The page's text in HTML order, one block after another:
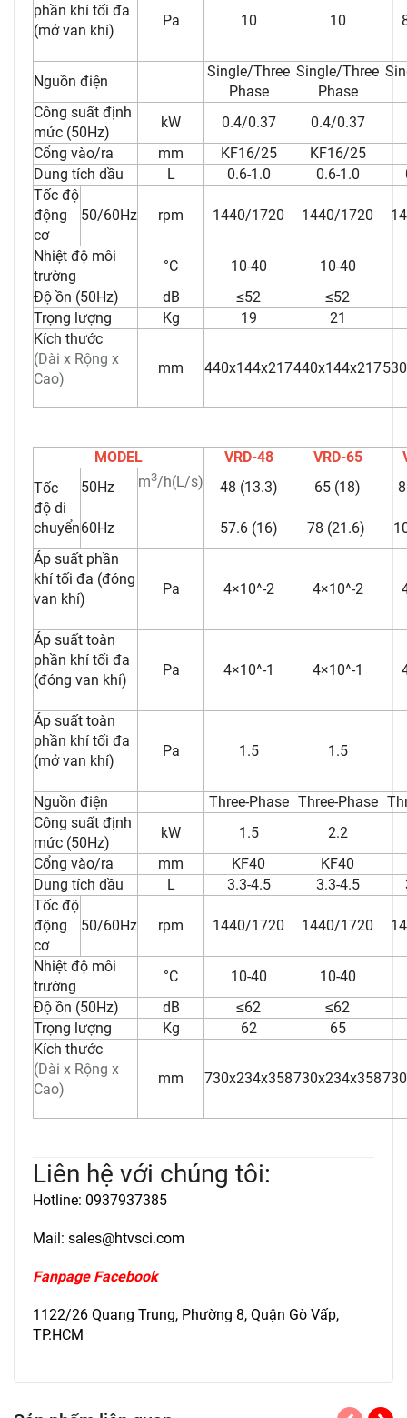
phần khí tối đa
(mở van khí)
Pa 10 10
Nguồn điện
Single/Three
Phase
Single/Three
Phase
Công suất định
mức (50Hz)
kW 0.4/0.37
0.4/0.37
Cổng vào/ra
mm KF16/25
KF16/25
Dung tích dầu
L 0.6-1.0 0.6-1.0
Tốc độ
động
cơ
50/60Hz rpm 1440/1720 1440/1720
Nhiệt độ môi
trường
°C 10-40
10-40
Độ ồn (50Hz)
dB ≤52
≤52
Trọng lượng
Kg 19
21
Kích thước
(Dài x Rộng x
Cao)
mm 440x144x217440x144x217
MODEL VRD-48 VRD-65
Tốc
độ di
chuyển
50Hz m3/h(L/s) 48 (13.3) 65 (18)
60Hz 57.6 (16) 78 (21.6)
Áp suất phần
khí tối đa (đóng
van khí)
Pa 4×10^-2 4×10^-2
Áp suất toàn
phần khí tối đa
(đóng van khí)
Pa 4×10^-1 4×10^-1
Áp suất toàn
phần khí tối đa
(mở van khí)
Pa 1.5 1.5
Nguồn điện Three-Phase Three-Phase
Công suất định
mức (50Hz)
kW 1.5
2.2
Cổng vào/ra
mm KF40
KF40
Dung tích dầu
L 3.3-4.5 3.3-4.5
Tốc độ
động
cơ
50/60Hz rpm 1440/1720 1440/1720
Nhiệt độ môi
trường
°C 10-40
10-40
Độ ồn (50Hz)
dB ≤62
≤62
Trọng lượng
Kg 62
65
Kích thước
(Dài x Rộng x
Cao)
mm 730x234x358730x234x358
Liên hệ với chúng tôi:
Hotline: 0937937385
Mail: sales@htvsci.com
Fanpage Facebook
1122/26 Quang Trung, Phường 8, Quận Gò Vấp,
TP.HCM